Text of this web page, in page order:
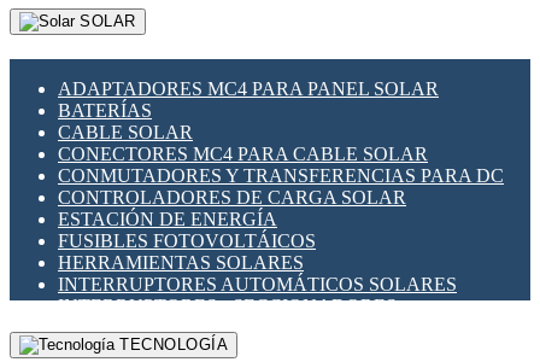
SOLAR
ADAPTADORES MC4 PARA PANEL SOLAR
BATERÍAS
CABLE SOLAR
CONECTORES MC4 PARA CABLE SOLAR
CONMUTADORES Y TRANSFERENCIAS PARA DC
CONTROLADORES DE CARGA SOLAR
ESTACIÓN DE ENERGÍA
FUSIBLES FOTOVOLTÁICOS
HERRAMIENTAS SOLARES
INTERRUPTORES AUTOMÁTICOS SOLARES
INTERRUPTORES - SECCIONADORES
FOTOVOLTÁICOS
MONTAJE PANEL SOLAR
TECNOLOGÍA